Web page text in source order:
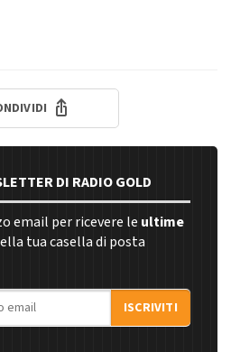
DI RADIO GOLD
email per ricevere le ultime
tua casella di posta
ISCRIVITI